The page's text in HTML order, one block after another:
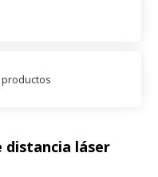
productos
distancia láser